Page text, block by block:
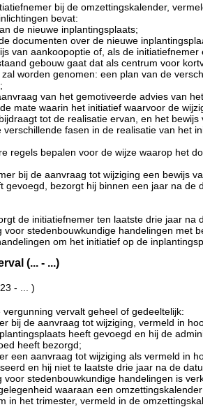
bij de omzettingskalender,
bevat:
de nieuwe inplantingsplaats;
documenten over de nieuwe
van aankoopoptie of, als de
gebouw gaat dat als centrum voor
worden genomen: een plan van de
van het gemotiveerde advies van
mate waarin het initiatief waarvoor de
tot de realisatie ervan, en het
verschillende fasen in de realisatie van het
regels bepalen voor de wijze waarop het
bij de aanvraag tot wijziging een bewijs
gevoegd, bezorgt hij binnen een jaar na
de initiatiefnemer ten laatste drie jaar
voor stedenbouwkundige handelingen met
om het initiatief op de
(... - ...)
- ... )
vervalt geheel of gedeeltelijk:
bij de aanvraag tot wijziging, vermeld in
heeft gevoegd en hij de
heeft bezorgd;
een aanvraag tot wijziging als vermeld in
en hij niet te laatste drie jaar na de
voor stedenbouwkundige handelingen is
waaraan een
in het trimester, vermeld in de